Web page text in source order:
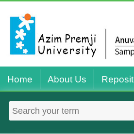
Home About Us